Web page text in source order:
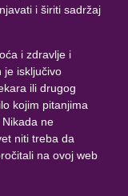
i širiti sadržaj
i zdravlje i
je isključivo
ili drugog
kojim pitanjima
ne
niti treba da
na ovoj web